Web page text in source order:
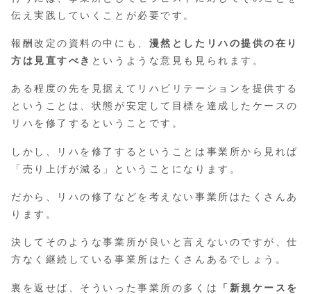
伝え実践していくことが必要です。
報酬改定の資料の中にも、 漫然としたリハの提供の在り
方は見直すべき というような意見も見られます。
ある程度の先を見据えてリハビリテーションを提供する
ということは、状態が安定して目標を達成したケースの
リハを修了するということです。
しかし、リハを修了するということは事業所から見れば
「売り上げが減る」ということになります。
だから、リハの修了などを考えない事業所はたくさんあ
ります。
決してそのような事業所が良いと言えないのですが、仕
方なく継続している事業所はたくさんあるでしょう。
裏を返せば、そういった事業所の多くは
「新規ケースを